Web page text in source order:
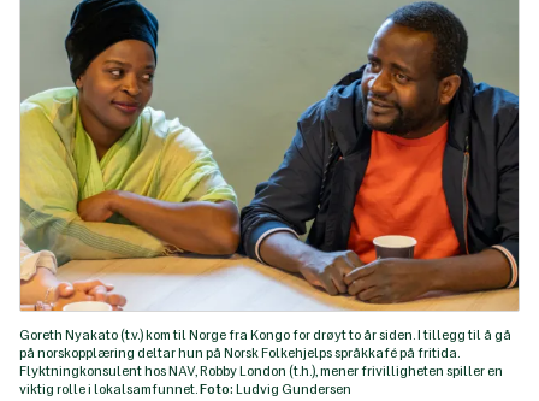
Goreth Nyakato (t.v.) kom til Norge fra Kongo for drøyt to år siden. I tillegg til å gå
på norskopplæring deltar hun på Norsk Folkehjelps språkkafé på fritida.
Flyktningkonsulent hos NAV, Robby London (t.h.), mener frivilligheten spiller en
viktig rolle i lokalsamfunnet.Foto: Ludvig Gundersen